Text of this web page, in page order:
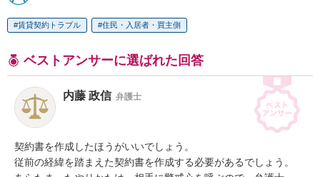
賃貸契約トラブル 住民・入居者・買主側
ベストアンサーに選ばれた回答
内藤 政信 弁護士
契約書を作成したほうがいいでしょう。
従前の経緯を踏まえた契約書を作成する必要があるでしょう。